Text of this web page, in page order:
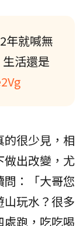
年就喊無
活還是
很少見，相
做出改變，尤
：「大哥您
玩水？很多
跑，吃吃喝